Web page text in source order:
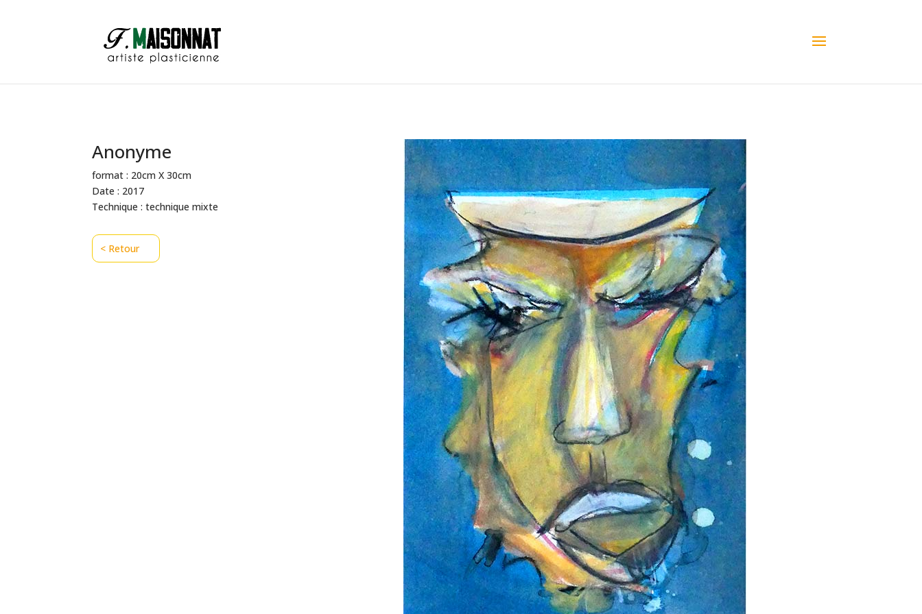
Anonyme
format : 20cm X 30cm
Date : 2017
Technique : technique mixte
< Retour